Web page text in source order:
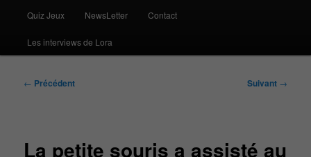
Quiz Jeux NewsLetter Contact
Les interviews de Lora
Navigation
← Précédent Suivant →
La petite souris a assisté au